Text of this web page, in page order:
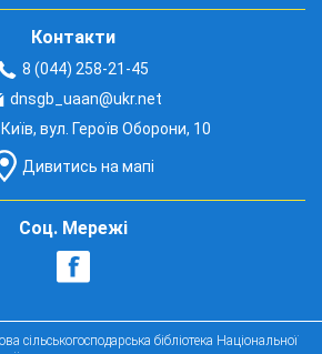
Контакти
8 (044) 258-21-45
dnsgb_uaan@ukr.net
вул. Героїв Оборони, 10
Дивитись на мапі
Соц. Мережі
сільськогосподарська бібліотека Національної